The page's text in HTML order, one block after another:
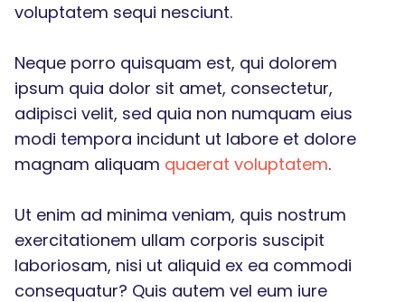
voluptatem sequi nesciunt.
Neque porro quisquam est, qui dolorem
ipsum quia dolor sit amet, consectetur,
adipisci velit, sed quia non numquam eius
modi tempora incidunt ut labore et dolore
magnam aliquam quaerat voluptatem.
Ut enim ad minima veniam, quis nostrum
exercitationem ullam corporis suscipit
laboriosam, nisi ut aliquid ex ea commodi
consequatur? Quis autem vel eum iure